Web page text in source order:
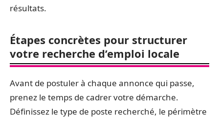
résultats.
Étapes concrètes pour structurer
votre recherche d’emploi locale
Avant de postuler à chaque annonce qui passe,
prenez le temps de cadrer votre démarche.
Définissez le type de poste recherché, le périmètre